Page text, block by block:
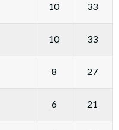
10 33
10 33
8 27
6 21